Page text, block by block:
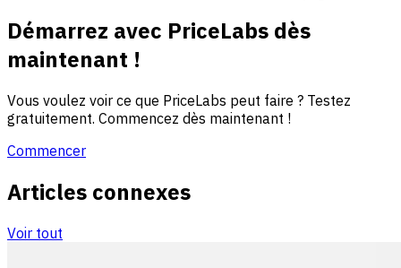
Démarrez avec PriceLabs dès
maintenant !
Vous voulez voir ce que PriceLabs peut faire ? Testez
gratuitement. Commencez dès maintenant !
Commencer
Articles connexes
Voir tout